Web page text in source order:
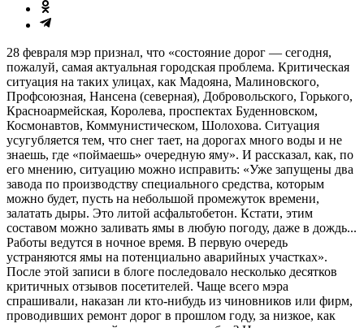
28 февраля мэр признал, что «состояние дорог — сегодня,
пожалуй, самая актуальная городская проблема. Критическая
ситуация на таких улицах, как Мадояна, Малиновского,
Профсоюзная, Нансена (северная), Добровольского, Горького,
Красноармейская, Королева, проспектах Буденновском,
Космонавтов, Коммунистическом, Шолохова. Ситуация
усугубляется тем, что снег тает, на дорогах много воды и не
знаешь, где «поймаешь» очередную яму». И рассказал, как, по
его мнению, ситуацию можно исправить: «Уже запущены два
завода по производству специального средства, которым
можно будет, пусть на небольшой промежуток времени,
залатать дыры. Это литой асфальтобетон. Кстати, этим
составом можно заливать ямы в любую погоду, даже в дождь...
Работы ведутся в ночное время. В первую очередь
устраняются ямы на потенциально аварийных участках».
После этой записи в блоге последовало несколько десятков
критичных отзывов посетителей. Чаще всего мэра
спрашивали, наказан ли кто-нибудь из чиновников или фирм,
проводивших ремонт дорог в прошлом году, за низкое, как